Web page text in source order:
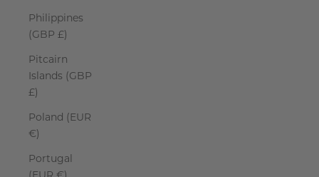
Philippines
(GBP £)
Pitcairn
Islands (GBP
£)
Poland (EUR
€)
Portugal